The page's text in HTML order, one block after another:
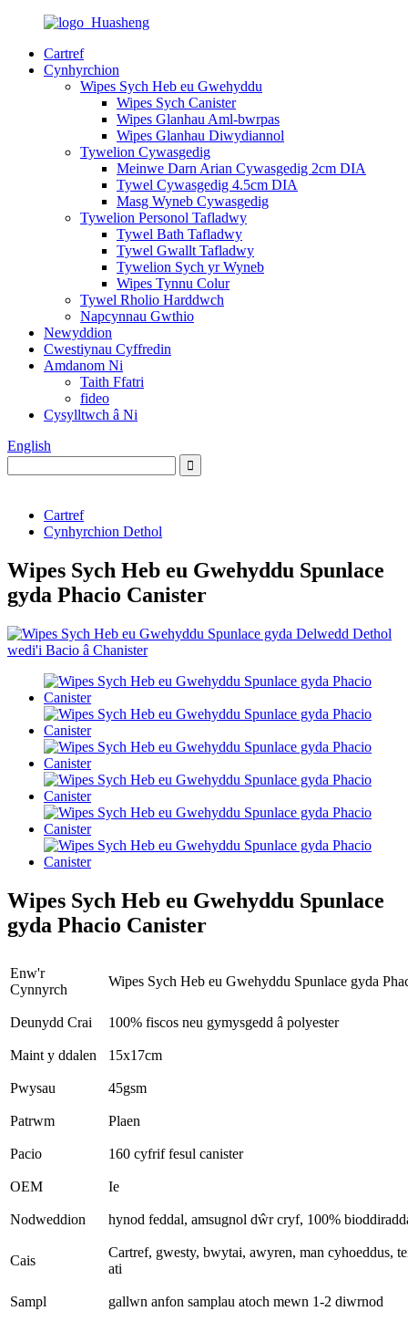
Cartref
Cynhyrchion
Wipes Sych Heb eu Gwehyddu
Wipes Sych Canister
Wipes Glanhau Aml-bwrpas
Wipes Glanhau Diwydiannol
Tywelion Cywasgedig
Meinwe Darn Arian Cywasgedig 2cm DIA
Tywel Cywasgedig 4.5cm DIA
Masg Wyneb Cywasgedig
Tywelion Personol Tafladwy
Tywel Bath Tafladwy
Tywel Gwallt Tafladwy
Tywelion Sych yr Wyneb
Wipes Tynnu Colur
Tywel Rholio Harddwch
Napcynnau Gwthio
Newyddion
Cwestiynau Cyffredin
Amdanom Ni
Taith Ffatri
fideo
Cysylltwch â Ni
English
Cartref
Cynhyrchion Dethol
Wipes Sych Heb eu Gwehyddu Spunlace
gyda Phacio Canister
Wipes Sych Heb eu Gwehyddu Spunlace
gyda Phacio Canister
Enw'r
Cynnyrch
Wipes Sych Heb eu Gwehyddu Spunlace gyda
Deunydd Crai 100% fiscos neu gymysgedd â polyester
Maint y ddalen 15x17cm
Pwysau 45gsm
Patrwm Plaen
Pacio 160 cyfrif fesul canister
OEM Ie
Nodweddion hynod feddal, amsugnol dŵr cryf, 100%
Cais
Cartref, gwesty, bwytai, awyren, man cyhoeddus,
ati
Sampl gallwn anfon samplau atoch mewn 1-2 diwrnod